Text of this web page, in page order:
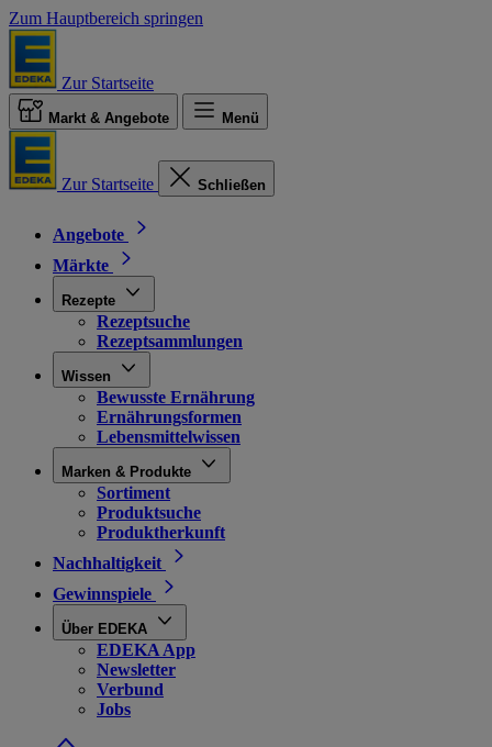
Zum Hauptbereich springen
Zur Startseite
Markt & Angebote Menü
Zur Startseite Schließen
Angebote
Märkte
Rezepte
Rezeptsuche
Rezeptsammlungen
Wissen
Bewusste Ernährung
Ernährungsformen
Lebensmittelwissen
Marken & Produkte
Sortiment
Produktsuche
Produktherkunft
Nachhaltigkeit
Gewinnspiele
Über EDEKA
EDEKA App
Newsletter
Verbund
Jobs